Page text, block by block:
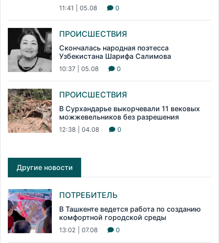
11:41 | 05.08 0
ПРОИСШЕСТВИЯ
Скончалась народная поэтесса
Узбекистана Шарифа Салимова
10:37 | 05.08 0
ПРОИСШЕСТВИЯ
В Сурхандарье выкорчевали 11 вековых
можжевельников без разрешения
12:38 | 04.08 0
Другие новости
ПОТРЕБИТЕЛЬ
В Ташкенте ведется работа по созданию
комфортной городской среды
13:02 | 07.08 0